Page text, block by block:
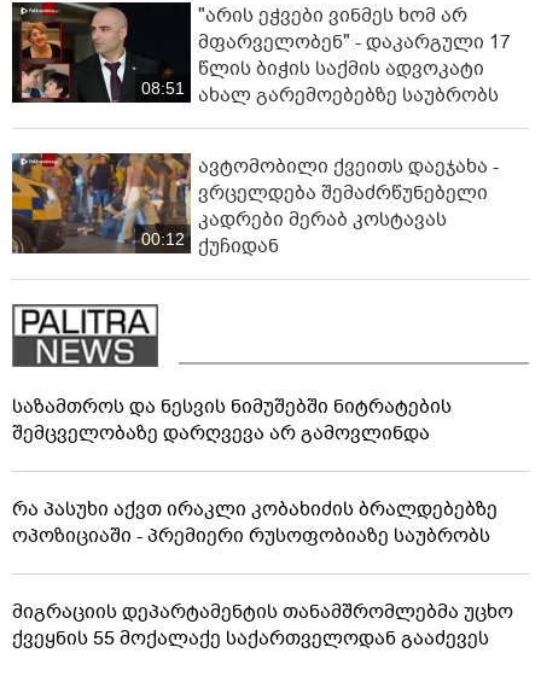
08:51
"არის ეჭვები ვინმეს ხომ არ
მფარველობენ" - დაკარგული 17
წლის ბიჭის საქმის ადვოკატი
ახალ გარემოებებზე საუბრობს
00:12
ავტომობილი ქვეითს დაეჯახა -
ვრცელდება შემაძრწუნებელი
კადრები მერაბ კოსტავას
ქუჩიდან
საზამთროს და ნესვის ნიმუშებში ნიტრატების
შემცველობაზე დარღვევა არ გამოვლინდა
რა პასუხი აქვთ ირაკლი კობახიძის ბრალდებებზე
ოპოზიციაში - პრემიერი რუსოფობიაზე საუბრობს
მიგრაციის დეპარტამენტის თანამშრომლებმა უცხო
ქვეყნის 55 მოქალაქე საქართველოდან გააძევეს